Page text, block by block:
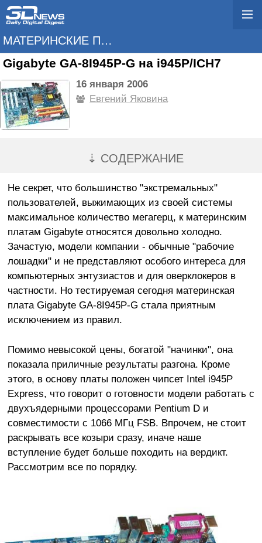
МАТЕРИНСКИЕ ПЛАТЫ
Gigabyte GA-8I945P-G на i945P/ICH7
16 января 2006
Евгений Яковина
⇣ СОДЕРЖАНИЕ
Не секрет, что большинство "экстремальных"
пользователей, выжимающих из своей системы
максимальное количество мегагерц, к материнским
платам Gigabyte относятся довольно холодно.
Зачастую, модели компании - обычные "рабочие
лошадки" и не представляют особого интереса для
компьютерных энтузиастов и для оверклокеров в
частности. Но тестируемая сегодня материнская
плата Gigabyte GA-8I945P-G стала приятным
исключением из правил.
Помимо невысокой цены, богатой "начинки", она
показала приличные результаты разгона. Кроме
этого, в основу платы положен чипсет Intel i945P
Express, что говорит о готовности модели работать с
двухъядерными процессорами Pentium D и
совместимости с 1066 МГц FSB. Впрочем, не стоит
раскрывать все козыри сразу, иначе наше
вступление будет больше походить на вердикт.
Рассмотрим все по порядку.